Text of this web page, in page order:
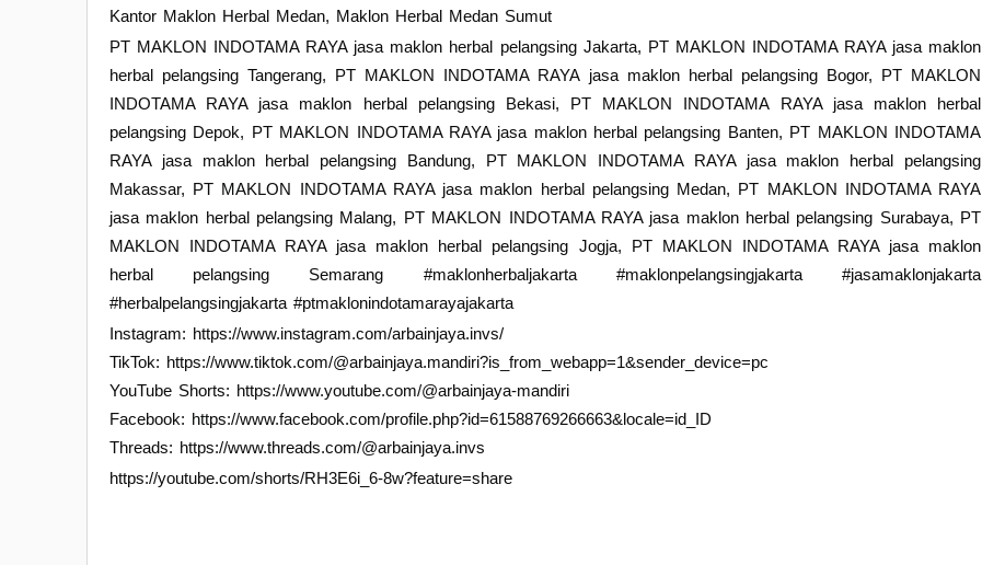
Kantor Maklon Herbal Medan, Maklon Herbal Medan Sumut
PT MAKLON INDOTAMA RAYA jasa maklon herbal pelangsing Jakarta, PT MAKLON INDOTAMA RAYA jasa maklon
herbal pelangsing Tangerang, PT MAKLON INDOTAMA RAYA jasa maklon herbal pelangsing Bogor, PT MAKLON
INDOTAMA RAYA jasa maklon herbal pelangsing Bekasi, PT MAKLON INDOTAMA RAYA jasa maklon herbal
pelangsing Depok, PT MAKLON INDOTAMA RAYA jasa maklon herbal pelangsing Banten, PT MAKLON INDOTAMA
RAYA jasa maklon herbal pelangsing Bandung, PT MAKLON INDOTAMA RAYA jasa maklon herbal pelangsing
Makassar, PT MAKLON INDOTAMA RAYA jasa maklon herbal pelangsing Medan, PT MAKLON INDOTAMA RAYA
jasa maklon herbal pelangsing Malang, PT MAKLON INDOTAMA RAYA jasa maklon herbal pelangsing Surabaya, PT
MAKLON INDOTAMA RAYA jasa maklon herbal pelangsing Jogja, PT MAKLON INDOTAMA RAYA jasa maklon
herbal pelangsing Semarang #maklonherbaljakarta #maklonpelangsingjakarta #jasamaklonjakarta
#herbalpelangsingjakarta #ptmaklonindotamarayajakarta
Instagram: https://www.instagram.com/arbainjaya.invs/
TikTok: https://www.tiktok.com/@arbainjaya.mandiri?is_from_webapp=1&sender_device=pc
YouTube Shorts: https://www.youtube.com/@arbainjaya-mandiri
Facebook: https://www.facebook.com/profile.php?id=61588769266663&locale=id_ID
Threads: https://www.threads.com/@arbainjaya.invs
https://youtube.com/shorts/RH3E6i_6-8w?feature=share